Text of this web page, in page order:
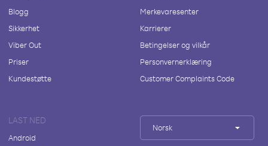
Blogg
Sikkerhet
Viber Out
Priser
Kundestøtte
Merkevaresenter
Karrierer
Betingelser og vilkår
Personvernerklæring
Customer Complaints Code
LAST NED
Android
Norsk